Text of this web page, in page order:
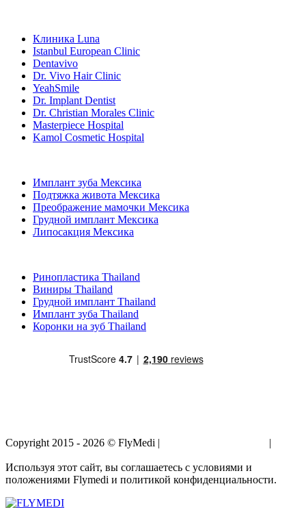
Клиника Luna
Istanbul European Clinic
Dentavivo
Dr. Vivo Hair Clinic
YeahSmile
Dr. Implant Dentist
Dr. Christian Morales Clinic
Masterpiece Hospital
Kamol Cosmetic Hospital
Имплант зуба Мексика
Подтяжка живота Мексика
Преображение мамочки Мексика
Грудной имплант Мексика
Липосакция Мексика
Ринопластика Thailand
Виниры Thailand
Грудной имплант Thailand
Имплант зуба Thailand
Коронки на зуб Thailand
Copyright 2015 - 2026 © FlyMedi |
|
Используя этот сайт, вы соглашаетесь с условиями и
положениями Flymedi и политикой конфиденциальности.